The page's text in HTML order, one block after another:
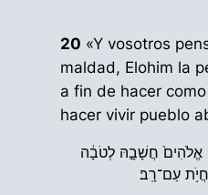
20 «Y vosotros
maldad, Elohim la
a fin de hacer
hacer vivir pueblo
אֱלֹהִים֙ חֲשָׁבָ֣הּ לְטֹבָ֔ה
עַם־רָֽב׃